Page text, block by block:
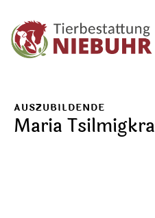
AUSZUBILDENDE
Maria Tsilmigkra